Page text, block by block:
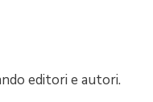
editori e autori.